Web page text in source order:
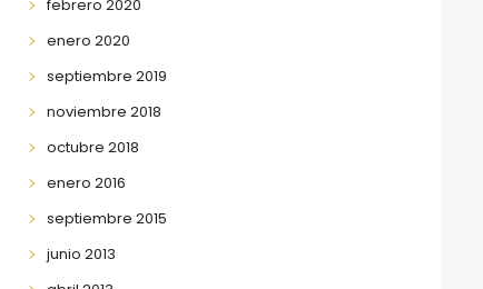
febrero 2020
enero 2020
septiembre 2019
noviembre 2018
octubre 2018
enero 2016
septiembre 2015
junio 2013